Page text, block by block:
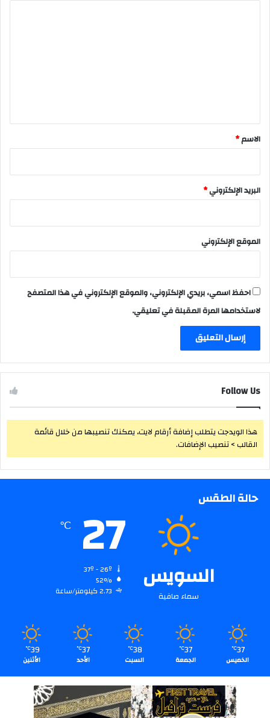
*
الاسم*
البريد الإلكتروني*
الموقع الإلكتروني
احفظ اسمي، بريدي الإلكتروني، والموقع الإلكتروني في هذا المتصفح
لاستخدامها المرة المقبلة في تعليقي.
Follow Us
هذا الويدجت يتطلب إضافة أرقام لايت، يمكنك تنصيبها من خلال قائمة
القالب > تنصيب الإضافات.
حالة الطقس
السويس
سماء صافية
27
℃
52%
2.73 كيلومتر/ساعة
37
℃
الخميس
37
℃
الجمعة
38
℃
السبت
37
℃
الأحد
39
℃
الأثنين